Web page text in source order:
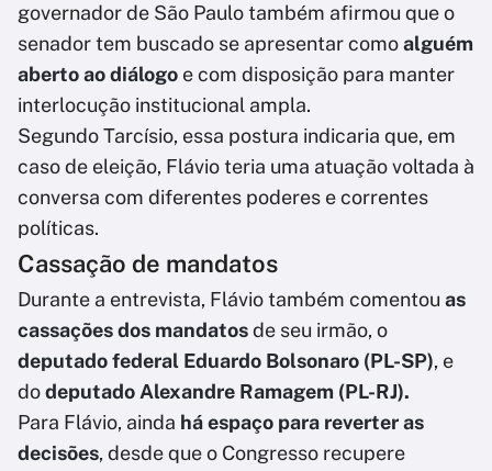
governador de São Paulo também afirmou que o
senador tem buscado se apresentar comoalguém
aberto ao diálogo e com disposição para manter
interlocução institucional ampla.
Segundo Tarcísio, essa postura indicaria que, em
caso de eleição, Flávio teria uma atuação voltada à
conversa com diferentes poderes e correntes
políticas.
Cassação de mandatos
Durante a entrevista, Flávio também comentou as
cassações dos mandatosde seu irmão, o
deputado federal Eduardo Bolsonaro (PL-SP), e
dodeputado Alexandre Ramagem (PL-RJ).
Para Flávio, ainda há espaço para reverter as
decisões, desde que o Congresso recupere